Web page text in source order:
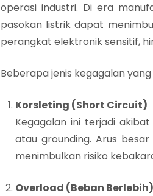
operasi industri. Di era
pasokan listrik dapat
perangkat elektronik sensitif,
Beberapa jenis kegagalan
Korsleting (Short Circuit)
Kegagalan ini terjadi
atau grounding. Arus
menimbulkan risiko
Overload (Beban Berlebih)